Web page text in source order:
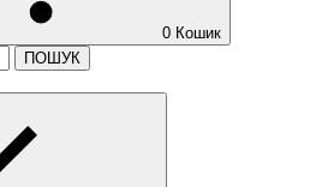
0 Кошик
ПОШУК